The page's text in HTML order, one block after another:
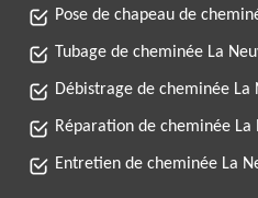
Pose de chapeau de
Tubage de cheminée La
Débistrage de cheminée La
Réparation de cheminée La
Entretien de cheminée La